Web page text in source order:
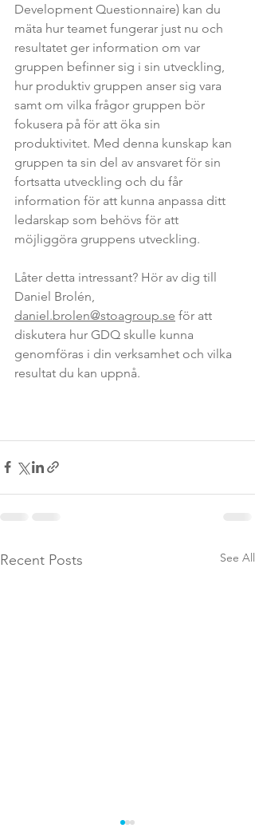
Development Questionnaire) kan du
mäta hur teamet fungerar just nu och
resultatet ger information om var
gruppen befinner sig i sin utveckling,
hur produktiv gruppen anser sig vara
samt om vilka frågor gruppen bör
fokusera på för att öka sin
produktivitet. Med denna kunskap kan
gruppen ta sin del av ansvaret för sin
fortsatta utveckling och du får
information för att kunna anpassa ditt
ledarskap som behövs för att
möjliggöra gruppens utveckling.
Låter detta intressant? Hör av dig till
Daniel Brolén,
daniel.brolen@stoagroup.se för att
diskutera hur GDQ skulle kunna
genomföras i din verksamhet och vilka
resultat du kan uppnå.
Recent Posts See All